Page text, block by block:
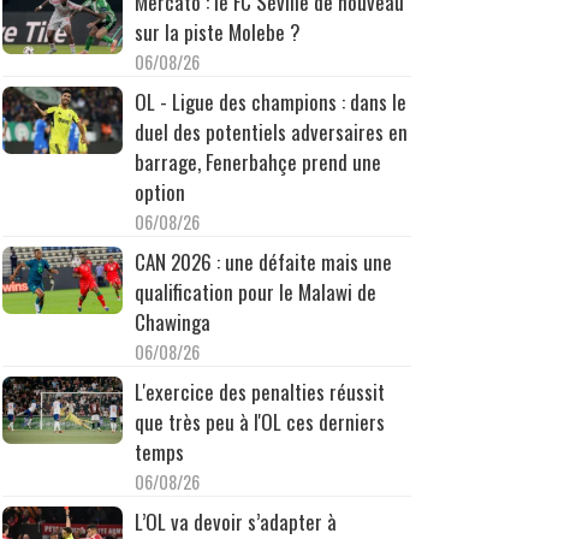
sur la piste Molebe ?
06/08/26
OL - Ligue des champions : dans le
duel des potentiels adversaires en
barrage, Fenerbahçe prend une
option
06/08/26
CAN 2026 : une défaite mais une
qualification pour le Malawi de
Chawinga
06/08/26
L'exercice des penalties réussit
que très peu à l'OL ces derniers
temps
06/08/26
L’OL va devoir s’adapter à